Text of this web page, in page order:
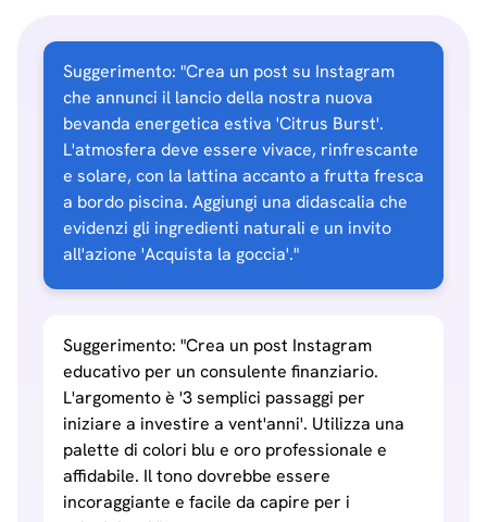
Suggerimento: "Crea un post su Instagram
che annunci il lancio della nostra nuova
bevanda energetica estiva 'Citrus Burst'.
L'atmosfera deve essere vivace, rinfrescante
e solare, con la lattina accanto a frutta fresca
a bordo piscina. Aggiungi una didascalia che
evidenzi gli ingredienti naturali e un invito
all'azione 'Acquista la goccia'."
Suggerimento: "Crea un post Instagram
educativo per un consulente finanziario.
L'argomento è '3 semplici passaggi per
iniziare a investire a vent'anni'. Utilizza una
palette di colori blu e oro professionale e
affidabile. Il tono dovrebbe essere
incoraggiante e facile da capire per i